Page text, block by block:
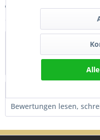
Merken
Kraftstoffhahn passend
16x1.5 Top Nachbau mit
Bewertungen lesen,